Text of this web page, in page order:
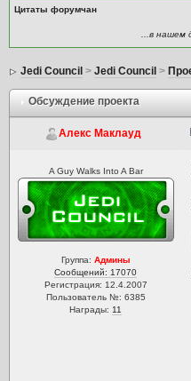
Цитаты форумчан
...в
Jedi Council > Jedi Council >
Обсуждение проекта
Алекс Маклауд
A Guy Walks Into A Bar
Группа: Админы
Сообщений: 17070
Регистрация: 12.4.2007
Пользователь №: 6385
Награды: 11